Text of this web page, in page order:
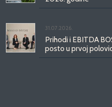
31.07.2026.
Prihodi i EBITDA
posto u prvoj